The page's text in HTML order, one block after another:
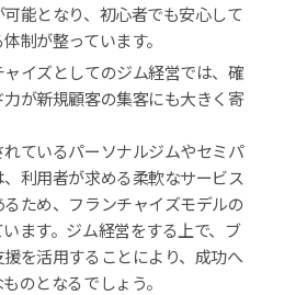
能となり、初心者でも安心して
制が整っています。
イズとしてのジム経営では、確
が新規顧客の集客にも大きく寄
ているパーソナルジムやセミパ
利用者が求める柔軟なサービス
ため、フランチャイズモデルの
ます。ジム経営をする上で、ブ
を活用することにより、成功へ
のとなるでしょう。